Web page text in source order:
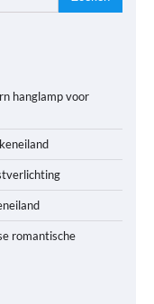
hanglamp voor
romantische